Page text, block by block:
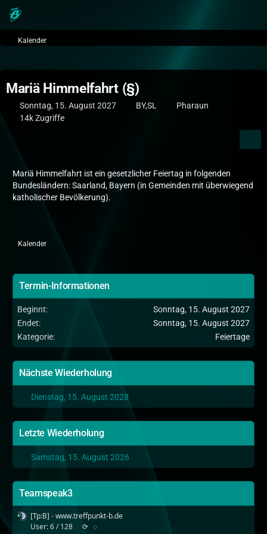
Kalender
Mariä Himmelfahrt (§)
Sonntag, 15. August 2027 BY,SL
Pharaun
14k Zugriffe
Mariä Himmelfahrt ist ein gesetzlicher Feiertag in folgenden
Bundesländern: Saarland, Bayern (in Gemeinden mit überwiegend
katholischer Bevölkerung).
Kalender
Termin-Informationen
Beginnt
Sonntag, 15. August 2027
Endet
Sonntag, 15. August 2027
Kategorie
Feiertage
Nächste Wiederholung
Dienstag, 15. August 2028
Letzte Wiederholung
Samstag, 15. August 2026
Teamspeak3
[Tp:B] - www.treffpunkt-b.de
User: 6 / 128
⟳ ◌